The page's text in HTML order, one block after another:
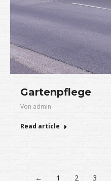
Gartenpflege
Von admin
Read article
← 1 2 3